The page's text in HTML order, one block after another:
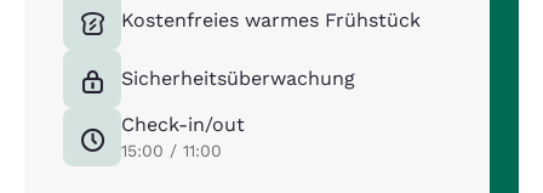
Kostenfreies warmes Frühstück
Sicherheitsüberwachung
Check-in/out
15:00 / 11:00